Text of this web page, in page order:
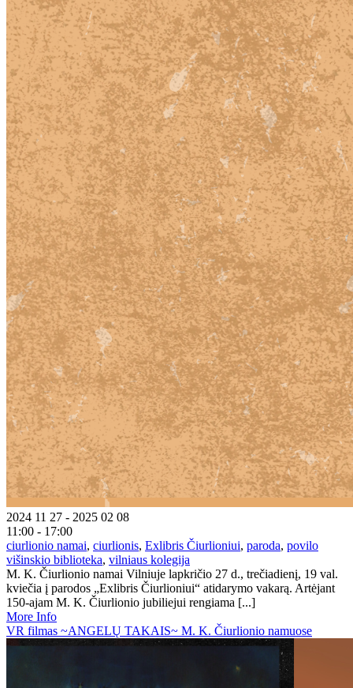
2024 11 27 - 2025 02 08
11:00 - 17:00
ciurlionio namai, ciurlionis, Exlibris Čiurlioniui, paroda, povilo
višinskio biblioteka, vilniaus kolegija
M. K. Čiurlionio namai Vilniuje lapkričio 27 d., trečiadienį, 19 val.
kviečia į parodos „Exlibris Čiurlioniui“ atidarymo vakarą. Artėjant
150-ajam M. K. Čiurlionio jubiliejui rengiama [...]
More Info
VR filmas ~ANGELŲ TAKAIS~ M. K. Čiurlionio namuose